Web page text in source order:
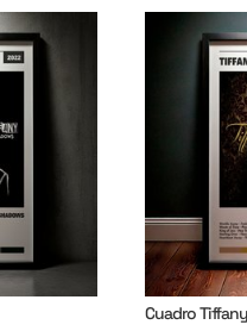
Cuadro